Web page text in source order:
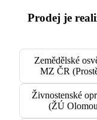
Prodej je
Zemědělské
MZ ČR
Živnostenské
(ŽÚ